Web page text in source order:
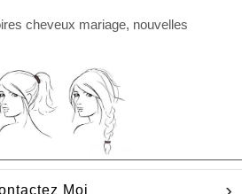
cheveux mariage, nouvelles
Moi